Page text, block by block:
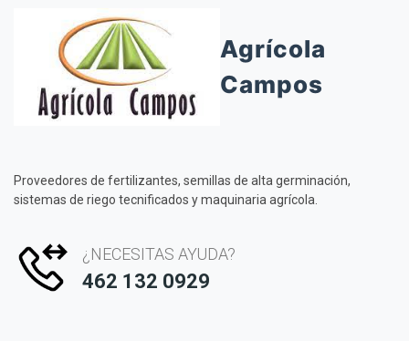
Agrícola
Campos
Proveedores de fertilizantes, semillas de alta germinación,
sistemas de riego tecnificados y maquinaria agrícola.
¿NECESITAS AYUDA?
462 132 0929